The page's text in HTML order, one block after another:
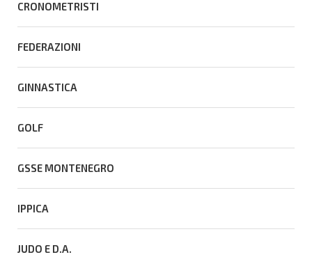
CRONOMETRISTI
FEDERAZIONI
GINNASTICA
GOLF
GSSE MONTENEGRO
IPPICA
JUDO E D.A.